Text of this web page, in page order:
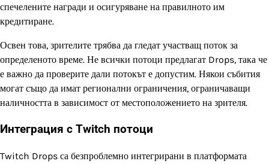
спечелените награди и осигуряване на правилното им
кредитиране.
Освен това, зрителите трябва да гледат участващ поток за
определеното време. Не всички потоци предлагат Drops, така че
е важно да проверите дали потокът е допустим. Някои събития
могат също да имат регионални ограничения, ограничаващи
наличността в зависимост от местоположението на зрителя.
Интеграция с Twitch потоци
Twitch Drops са безпроблемно интегрирани в платформата